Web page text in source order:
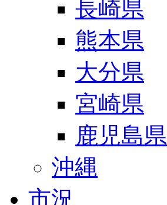
長崎県
熊本県
大分県
宮崎県
鹿児島県
沖縄
市況